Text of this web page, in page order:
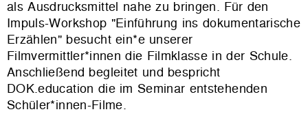
als Ausdrucksmittel nahe zu bringen. Für den
Impuls-Workshop "Einführung ins dokumentarische
Erzählen" besucht ein*e unserer
Filmvermittler*innen die Filmklasse in der Schule.
Anschließend begleitet und bespricht
DOK.education die im Seminar entstehenden
Schüler*innen-Filme.